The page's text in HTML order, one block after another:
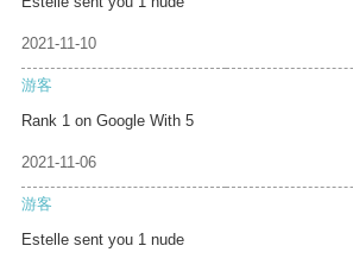
2021-11-10
游客
Rank 1 on Google With 5
2021-11-06
游客
Estelle sent you 1 nude